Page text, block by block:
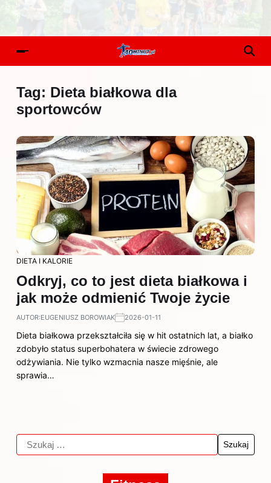
Tag: Dieta białkowa dla
sportowców
DIETA I KALORIE
Odkryj, co to jest dieta białkowa i
jak może odmienić Twoje życie
AUTOR:EUGENIUSZ BOROWIAK 2026-01-11
Dieta białkowa przekształciła się w hit ostatnich lat, a białko
zdobyło status superbohatera w świecie zdrowego
odżywiania. Nie tylko wzmacnia nasze mięśnie, ale
sprawia…